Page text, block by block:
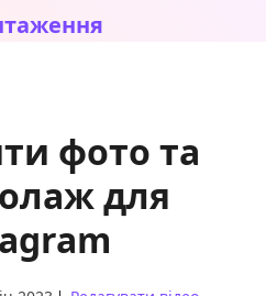
фото та
для